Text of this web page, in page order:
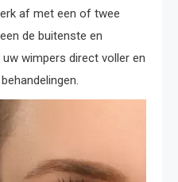
af met een of twee
de buitenste en
wimpers direct voller en